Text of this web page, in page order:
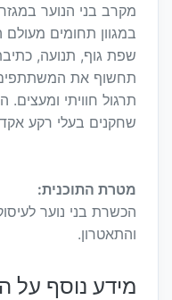
מקרב בני הנוער
במגוון תחומים
שפת גוף, תנועה,
תחשוף את
תרגול חוויתי
שחקנים בעלי רקע
מטרת התוכנית:
הכשרת בני נוער
והתאטרון.
מידע נוסף על